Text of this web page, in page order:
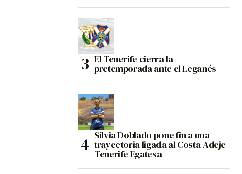
El Tenerife cierra la
pretemporada ante el Leganés
Silvia Doblado pone fin a una
trayectoria ligada al Costa Adeje
Tenerife Egatesa